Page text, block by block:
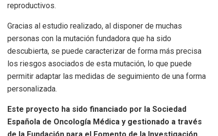
reproductivos.
Gracias al estudio realizado, al disponer de muchas
personas con la mutación fundadora que ha sido
descubierta, se puede caracterizar de forma más precisa
los riesgos asociados de esta mutación, lo que puede
permitir adaptar las medidas de seguimiento de una forma
personalizada.
Este proyecto ha sido financiado por la Sociedad
Española de Oncología Médica y gestionado a través